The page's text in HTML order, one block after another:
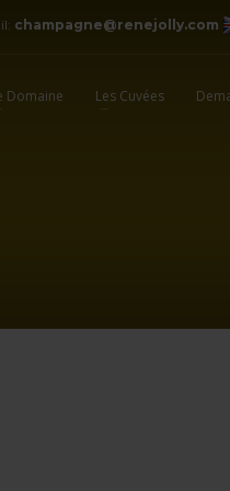
champagne@renejolly.com
Domaine Les Cuvées